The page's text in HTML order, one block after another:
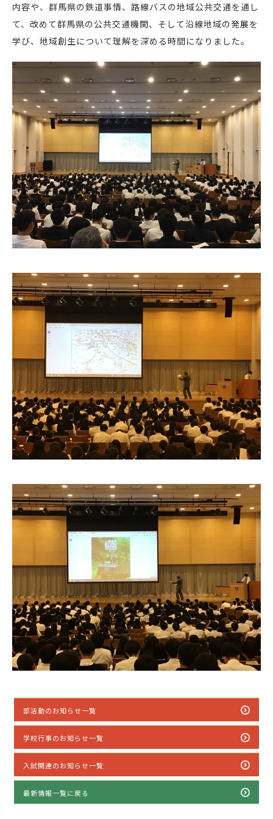
内容や、群馬県の鉄道事情、路線バスの地域公共交通を通し
て、改めて群馬県の公共交通機関、そして沿線地域の発展を
学び、地域創生について理解を深める時間になりました。
部活動のお知らせ一覧
学校行事のお知らせ一覧
入試関連のお知らせ一覧
最新情報一覧に戻る